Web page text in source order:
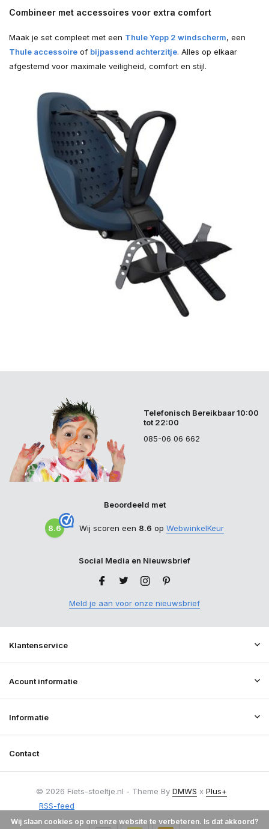
Combineer met accessoires voor extra comfort
Maak je set compleet met een Thule Yepp 2 windscherm, een
Thule accessoire of bijpassend achterzitje. Alles op elkaar
afgestemd voor maximale veiligheid, comfort en stijl.
Telefonisch Bereikbaar 10:00
tot 22:00
085-06 06 662
Beoordeeld met
8.6 Wij scoren een 8.6 op WebwinkelKeur
Social Media en Nieuwsbrief
Meld je aan voor onze nieuwsbrief
Klantenservice
Acount informatie
Informatie
Contact
© 2026 Fiets-stoeltje.nl - Theme By DMWS x Plus+
RSS-feed
Wij slaan cookies op om onze website te verbeteren. Is dat akkoord?